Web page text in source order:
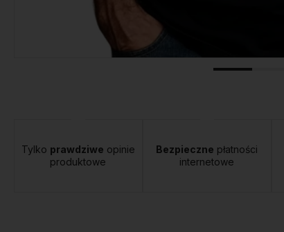
Tylko prawdziwe opinie
produktowe
Bezpieczne płatności
internetowe
- Orlen Paczka